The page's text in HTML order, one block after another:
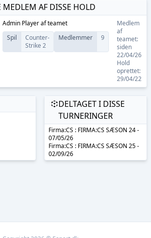
AF DISSE HOLD
Admin Playeraf teamet
Spil
Counter-
Strike 2
Medlemmer 9
Medlem
af
teamet:
siden
22/04/26
Hold
oprettet:
29/04/22
DELTAGET I DISSE
TURNERINGER
Firma:CS : FIRMA:CS SÆSON 24 -
07/05/26
Firma:CS : FIRMA:CS SÆSON 25 -
02/09/26